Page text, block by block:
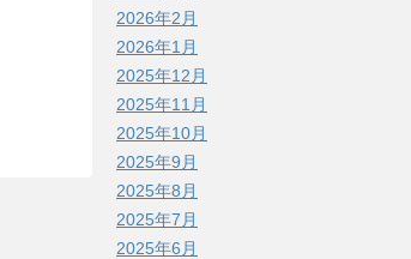
2026年2月
2026年1月
2025年12月
2025年11月
2025年10月
2025年9月
2025年8月
2025年7月
2025年6月